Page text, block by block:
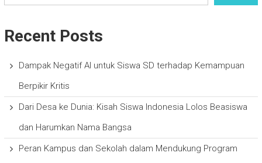
Recent Posts
Dampak Negatif AI untuk Siswa SD terhadap Kemampuan
Berpikir Kritis
Dari Desa ke Dunia: Kisah Siswa Indonesia Lolos Beasiswa
dan Harumkan Nama Bangsa
Peran Kampus dan Sekolah dalam Mendukung Program